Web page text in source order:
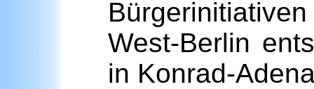
West-Berlin
in Konrad-